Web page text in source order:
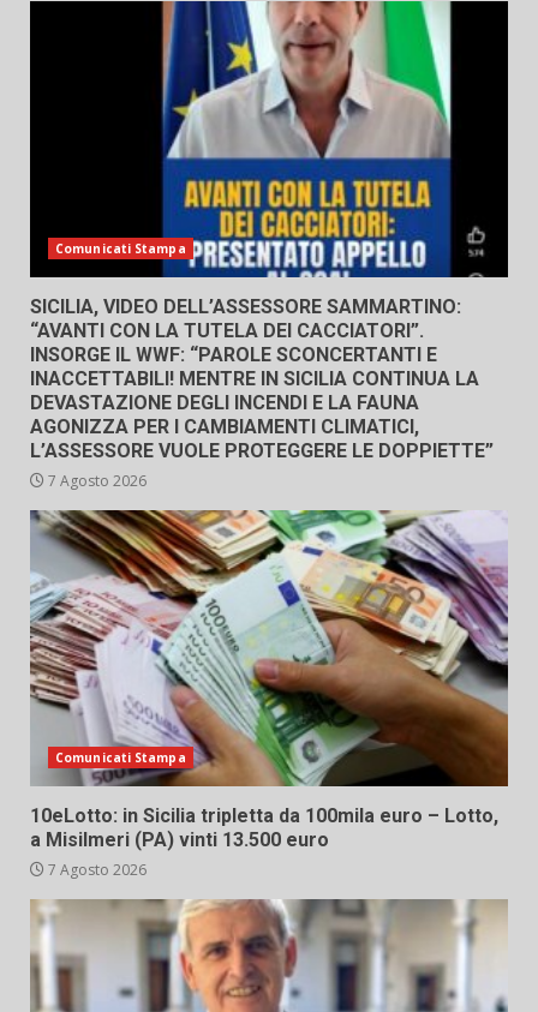
Comunicati Stampa
SICILIA, VIDEO DELL’ASSESSORE SAMMARTINO:
“AVANTI CON LA TUTELA DEI CACCIATORI”.
INSORGE IL WWF: “PAROLE SCONCERTANTI E
INACCETTABILI! MENTRE IN SICILIA CONTINUA LA
DEVASTAZIONE DEGLI INCENDI E LA FAUNA
AGONIZZA PER I CAMBIAMENTI CLIMATICI,
L’ASSESSORE VUOLE PROTEGGERE LE DOPPIETTE”
7 Agosto 2026
Comunicati Stampa
10eLotto: in Sicilia tripletta da 100mila euro – Lotto,
a Misilmeri (PA) vinti 13.500 euro
7 Agosto 2026